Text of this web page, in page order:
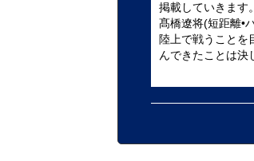
掲載していきます
髙橋遼将(短距離•
陸上で戦うことを
んできたことは決